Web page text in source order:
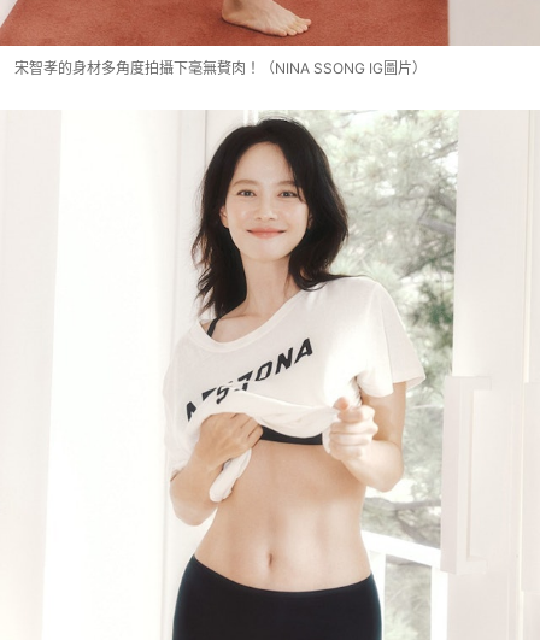
宋智孝的身材多角度拍攝下毫無贅肉！（NINA SSONG IG圖片）